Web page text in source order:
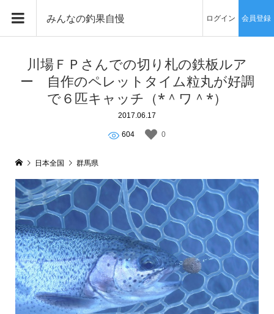
みんなの釣果自慢 ログイン 会員登録
川場ＦＰさんでの切り札の鉄板ルア
ー 自作のペレットタイム粒丸が好調
で６匹キャッチ（*＾ワ＾*）
2017.06.17
604 0
日本全国 群馬県